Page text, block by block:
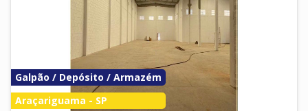
Galpão / Depósito / Armazém
Araçariguama - SP